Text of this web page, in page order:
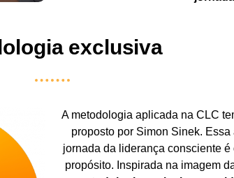
exclusiva
A metodologia aplicada na CLC
proposto por Simon Sinek.
jornada da liderança consciente
propósito. Inspirada na imagem